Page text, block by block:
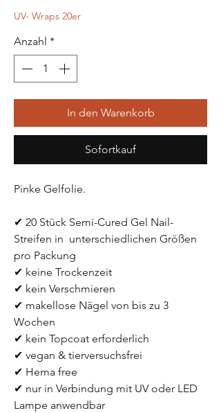
UV- Wraps 20er
Anzahl *
In den Warenkorb
Sofortkauf
Pinke Gelfolie.
✔ 20 Stück Semi-Cured Gel Nail-
Streifen in  unterschiedlichen Größen
pro Packung
✔ keine Trockenzeit
✔ kein Verschmieren
✔ makellose Nägel von bis zu 3
Wochen
✔ kein Topcoat erforderlich
✔ vegan & tierversuchsfrei
✔ Hema free
✔ nur in Verbindung mit UV oder LED
Lampe anwendbar